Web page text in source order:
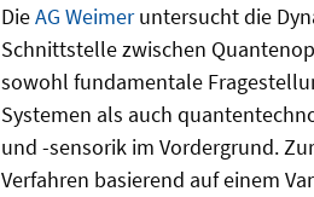
DieAG Weimeruntersucht die
Schnittstelle zwischen
sowohl fundamentale
Systemen als auch
und -sensorik im Vordergrund.
Verfahren basierend auf einem